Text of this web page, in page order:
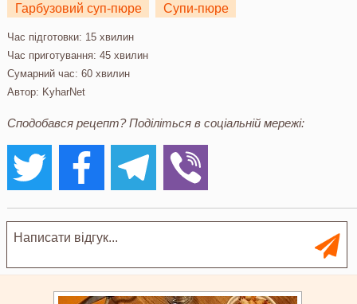
Гарбузовий суп-пюре Супи-пюре
Час підготовки: 15 хвилин
Час приготування: 45 хвилин
Сумарний час: 60 хвилин
Автор: KyharNet
Сподобався рецепт? Поділіться в соціальній мережі: